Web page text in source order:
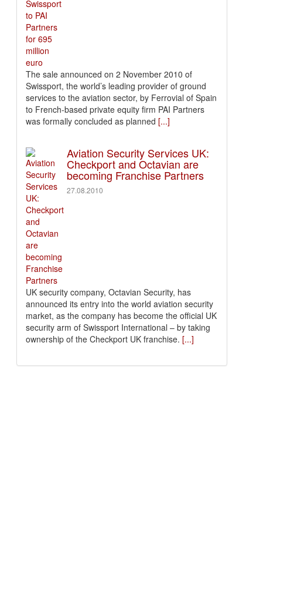
The sale announced on 2 November 2010 of
Swissport, the world’s leading provider of ground
services to the aviation sector, by Ferrovial of Spain
to French-based private equity firm PAI Partners
was formally concluded as planned [...]
Aviation Security Services UK:
Checkport and Octavian are
becoming Franchise Partners
27.08.2010
UK security company, Octavian Security, has
announced its entry into the world aviation security
market, as the company has become the official UK
security arm of Swissport International – by taking
ownership of the Checkport UK franchise. [...]